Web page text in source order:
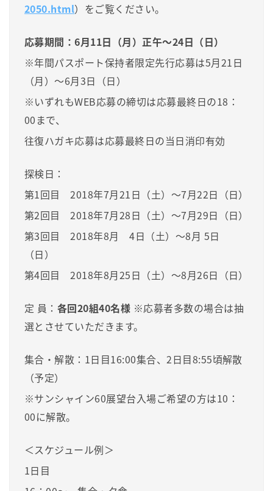
2050.html）をご覧ください。
応募期間：6月11日（月）正午～24日（日）
※年間パスポート保持者限定先行応募は5月21日
（月）～6月3日（日）
※いずれもWEB応募の締切は応募最終日の18：
00まで、
往復ハガキ応募は応募最終日の当日消印有効
探検日：
第1回目 2018年7月21日（土）～7月22日（日）
第2回目 2018年7月28日（土）～7月29日（日）
第3回目 2018年8月 4日（土）～8月 5日
（日）
第4回目 2018年8月25日（土）～8月26日（日）
定 員： 各回20組40名様 ※応募者多数の場合は抽
選とさせていただきます。
集合・解散：1日目16:00集合、2日目8:55頃解散
（予定）
※サンシャイン60展望台入場ご希望の方は10：
00に解散。
＜スケジュール例＞
1日目